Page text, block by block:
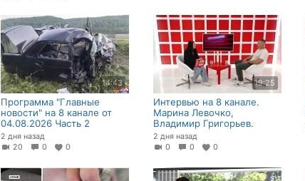
14:43
Программа "Главные
новости" на 8 канале от
04.08.2026 Часть 2
2 дня назад
20
0 0
19:25
Интервью на 8 канале.
Марина Левочко,
Владимир Григорьев.
2 дня назад
0
0 0